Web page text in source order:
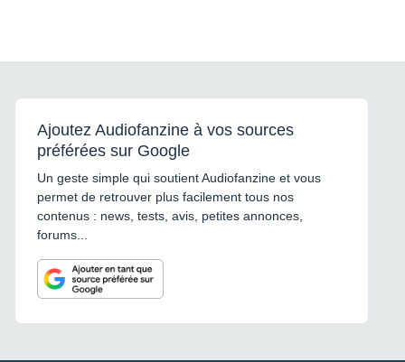
Ajoutez Audiofanzine à vos sources
préférées sur Google
Un geste simple qui soutient Audiofanzine et vous
permet de retrouver plus facilement tous nos
contenus : news, tests, avis, petites annonces,
forums...